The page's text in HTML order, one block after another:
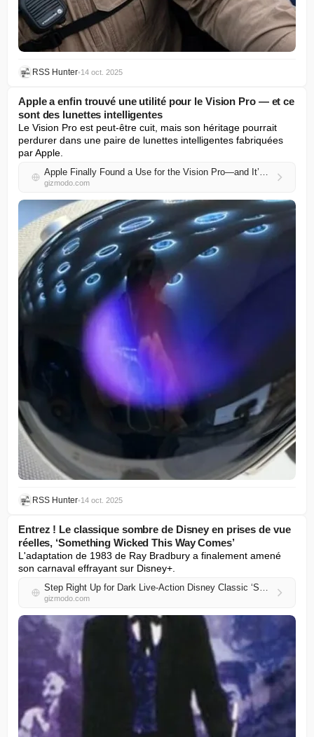
RSS Hunter•14 oct. 2025
Apple a enfin trouvé une utilité pour le Vision Pro — et ce
sont des lunettes intelligentes
Le Vision Pro est peut-être cuit, mais son héritage pourrait
perdurer dans une paire de lunettes intelligentes fabriquées
par Apple.
Apple Finally Found a Use for the Vision Pro—and It’s Smart Glasses
gizmodo.com
RSS Hunter•14 oct. 2025
Entrez ! Le classique sombre de Disney en prises de vue
réelles, ‘Something Wicked This Way Comes’
L'adaptation de 1983 de Ray Bradbury a finalement amené
son carnaval effrayant sur Disney+.
Step Right Up for Dark Live-Action Disney Classic ‘Something Wicked This Way Comes’
gizmodo.com